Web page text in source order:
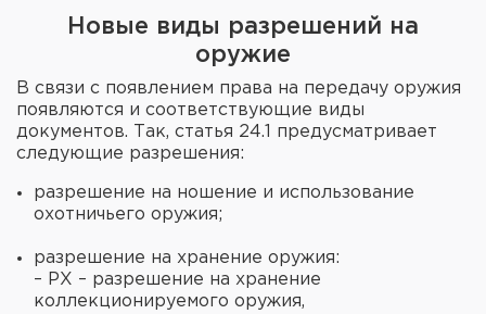
Новые виды разрешений на
оружие
В связи с появлением права на передачу оружия
появляются и соответствующие виды
документов. Так, статья 24.1 предусматривает
следующие разрешения:
разрешение на ношение и использование
охотничьего оружия;
разрешение на хранение оружия:
– РХ – разрешение на хранение
коллекционируемого оружия,